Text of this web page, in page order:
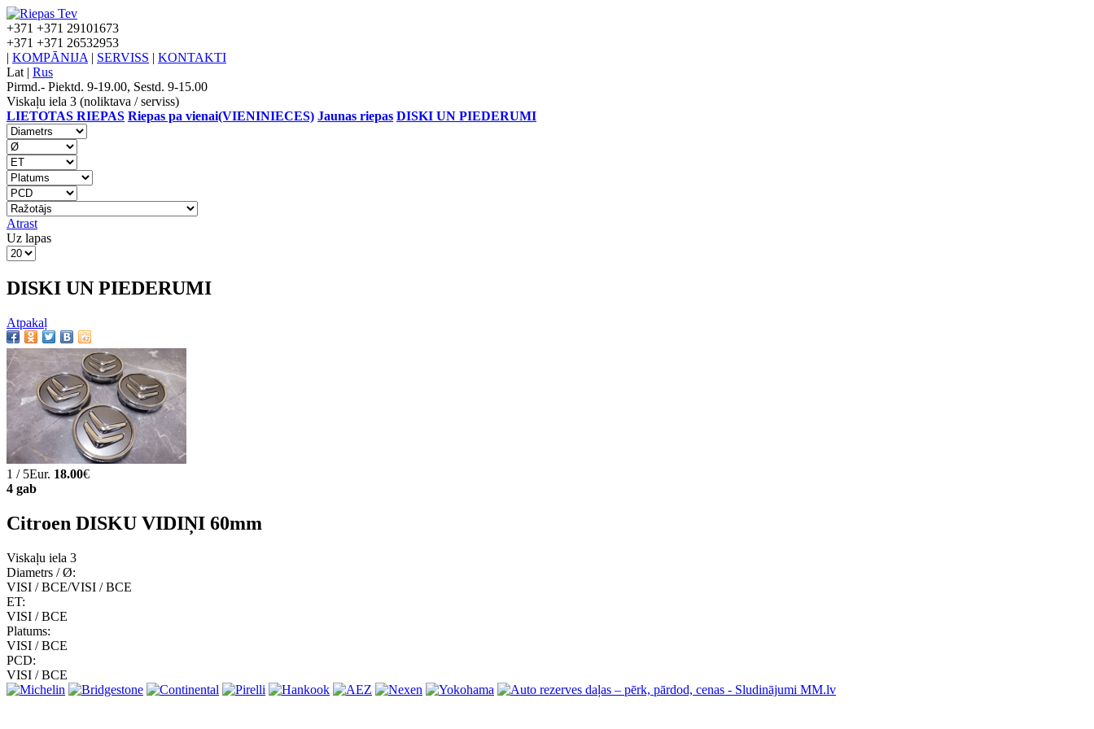
+371 +371 29101673
+371 +371 26532953
| KOMPĀNIJA | SERVISS | KONTAKTI
Lat | Rus
Pirmd.- Piektd. 9-19.00, Sestd. 9-15.00
Viskaļu iela 3 (noliktava / serviss)
LIETOTAS RIEPAS Riepas pa vienai(VIENINIECES) Jaunas riepas DISKI UN PIEDERUMI
Atrast
Uz lapas
DISKI UN PIEDERUMI
Atpakaļ
1 / 5Eur. 18.00€
4 gab
Citroen DISKU VIDIŅI 60mm
Viskaļu iela 3
Diametrs / Ø:
VISI / ВСЕ/VISI / ВСЕ
ET:
VISI / ВСЕ
Platums:
VISI / ВСЕ
PCD:
VISI / ВСЕ